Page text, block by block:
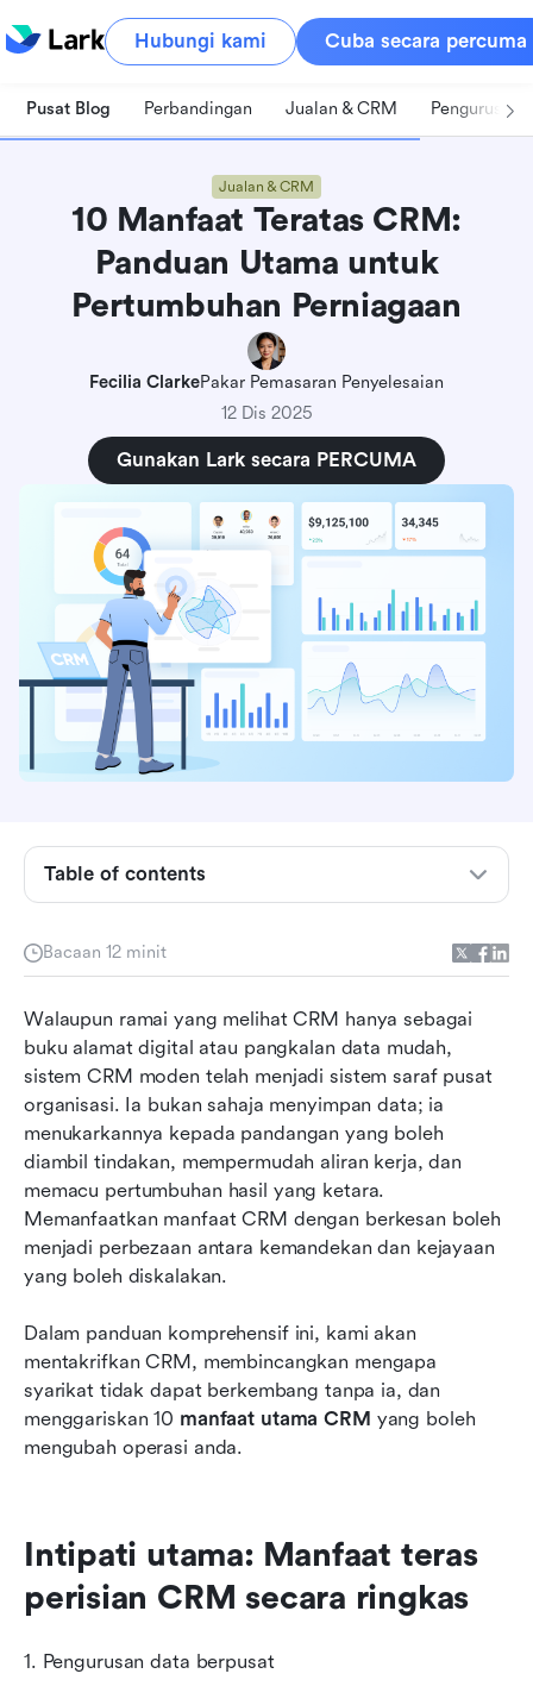
Hubungi kami Cuba secara percuma
Pusat Blog Perbandingan Jualan & CRM Pengurusan
Jualan & CRM
10 Manfaat Teratas CRM:
Panduan Utama untuk
Pertumbuhan Perniagaan
Fecilia ClarkePakar Pemasaran Penyelesaian
12 Dis 2025
Gunakan Lark secara PERCUMA
Bacaan 12 minit
Walaupun ramai yang melihat CRM hanya sebagai
buku alamat digital atau pangkalan data mudah,
sistem CRM moden telah menjadi sistem saraf pusat
organisasi. Ia bukan sahaja menyimpan data; ia
menukarkannya kepada pandangan yang boleh
diambil tindakan, mempermudah aliran kerja, dan
memacu pertumbuhan hasil yang ketara.
Memanfaatkan manfaat CRM dengan berkesan boleh
menjadi perbezaan antara kemandekan dan kejayaan
yang boleh diskalakan.
Dalam panduan komprehensif ini, kami akan
mentakrifkan CRM, membincangkan mengapa
syarikat tidak dapat berkembang tanpa ia, dan
menggariskan 10 manfaat utama CRM yang boleh
mengubah operasi anda.
Intipati utama: Manfaat teras
perisian CRM secara ringkas
1. Pengurusan data berpusat
Table of contents
Intipati utama: Manfaat teras perisian CRM
secara ringkas
Kenapa syarikat memerlukan CRM?
Ciri utama perisian CRM
10 manfaat utama CRM untuk perniagaan
moden
4 cabaran CRM
Selesaikan cabaran CRM dengan penyelesaian
sehenti
5 tanda perniagaan anda sangat memerlukan
Kesimpulan
Soalan Lazim
Bacaan berkaitan